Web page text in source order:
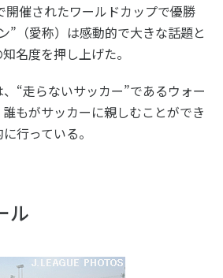
開催されたワールドカップで優勝
”（愛称）は感動的で大きな話題と
名度を押し上げた。
“走らないサッカー”であるウォー
もがサッカーに親しむことができ
行っている。
ル